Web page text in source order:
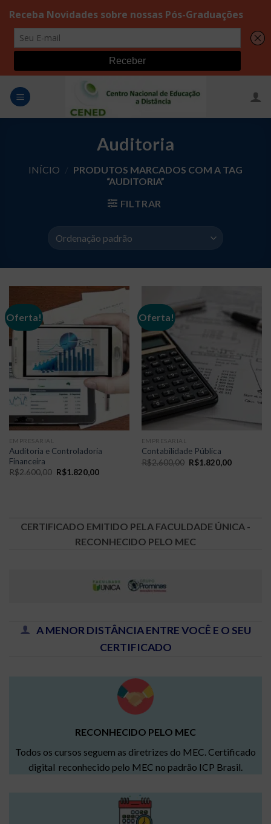
Auditoria
INÍCIO / PRODUTOS MARCADOS COM A TAG
“AUDITORIA”
FILTRAR
Oferta!
EMPRESARIAL
Auditoria e Controladoria
Financeira
R$2.600,00 O
R$1.820,00O
Oferta!
EMPRESARIAL
Contabilidade Pública
R$2.600,00 O
preço
R$1.820,00O
CERTIFICADO EMITIDO PELA FACULDADE ÚNICA -
RECONHECIDO PELO MEC
A MENOR DISTÂNCIA ENTRE VOCÊ E O SEU
CERTIFICADO
RECONHECIDO PELO MEC
Todos os cursos seguem as diretrizes do MEC. Certificado
digital reconhecido pelo MEC no padrão ICP Brasil.